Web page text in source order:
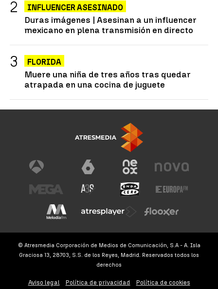
INFLUENCER ASESINADO
Duras imágenes | Asesinan a un influencer
mexicano en plena transmisión en directo
FLORIDA
Muere una niña de tres años tras quedar
atrapada en una cocina de juguete
© Atresmedia Corporación de Medios de Comunicación, S.A - A. Isla
Graciosa 13, 28703, S.S. de los Reyes, Madrid. Reservados todos los
derechos
Aviso legal Política de privacidad Política de cookies